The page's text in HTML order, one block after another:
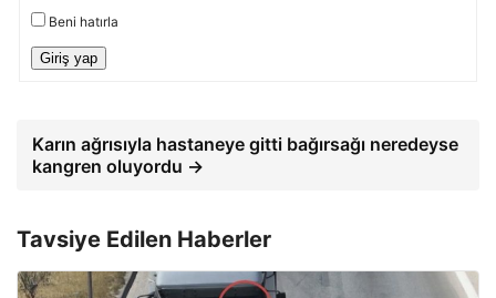
Beni hatırla
Giriş yap
Karın ağrısıyla hastaneye gitti bağırsağı neredeyse
kangren oluyordu →
Tavsiye Edilen Haberler